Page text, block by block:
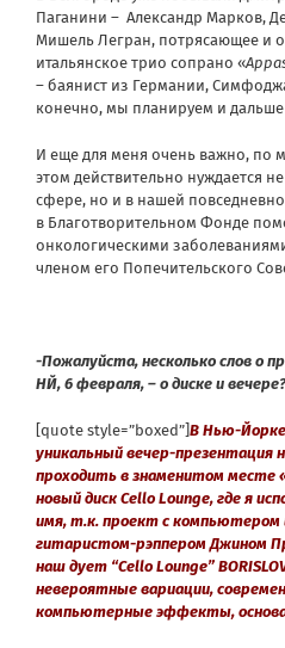
Паганини – Александр Марков,
Мишель Легран, потрясающее и
итальянское трио сопрано «
– баянист из Германии,
конечно, мы планируем и дальше
И еще для меня очень важно, по
этом действительно нуждается
сфере, но и в нашей
в Благотворительном Фонде
онкологическими
членом его Попечительского
-Пожалуйста, несколько слов о
НЙ, 6 февраля, – о диске и вечере?
[quote style=”boxed”] В Нью-
уникальный вечер-презентация
проходить в знаменитом месте
новый диск Cello Lounge, где я
имя, т.к. проект с компьютером
гитаристом-рэппером Джином
наш дует “Cello Lounge”
невероятные вариации,
компьютерные эффекты,